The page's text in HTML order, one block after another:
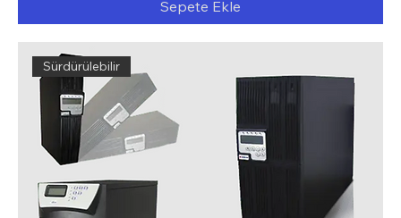
Sepete Ekle
Sürdürülebilir